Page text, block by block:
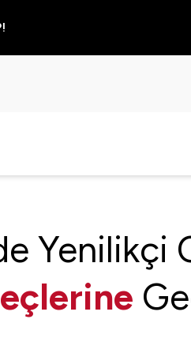
Yenilikçi